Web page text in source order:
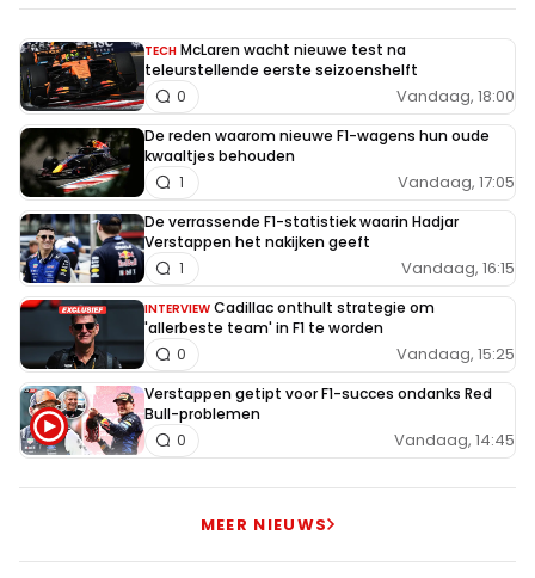
TECH McLaren wacht nieuwe test na
teleurstellende eerste seizoenshelft
Vandaag, 18:00
0
De reden waarom nieuwe F1-wagens hun oude
kwaaltjes behouden
Vandaag, 17:05
1
De verrassende F1-statistiek waarin Hadjar
Verstappen het nakijken geeft
Vandaag, 16:15
1
INTERVIEW Cadillac onthult strategie om
'allerbeste team' in F1 te worden
Vandaag, 15:25
0
Verstappen getipt voor F1-succes ondanks Red
Bull-problemen
Vandaag, 14:45
0
MEER NIEUWS